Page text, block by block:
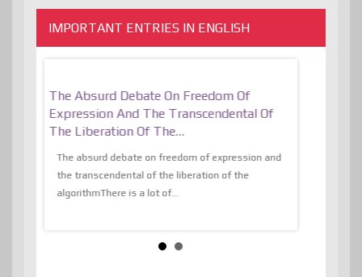
IMPORTANT ENTRIES IN ENGLISH
The Absurd Debate On Freedom Of
Expression And The Transcendental Of
The Liberation Of The…
The absurd debate on freedom of expression and
the transcendental of the liberation of the
algorithmThere is a lot of...